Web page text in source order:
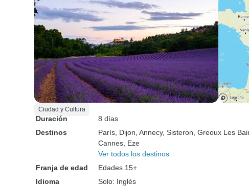
Ciudad y Cultura
Duración
8 días
Destinos
París , Dijon , Annecy, Sisteron , Greoux Les
Cannes , Eze
Ver todos los destinos
Franja de edad
Edades 15+
Idioma
Solo: Inglés